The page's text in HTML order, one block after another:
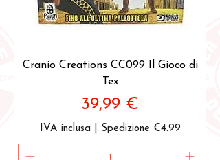
Cranio Creations CC099 Il Gioco di
Tex
Prezzo
39,99 €
IVA inclusa Spedizione €4.99